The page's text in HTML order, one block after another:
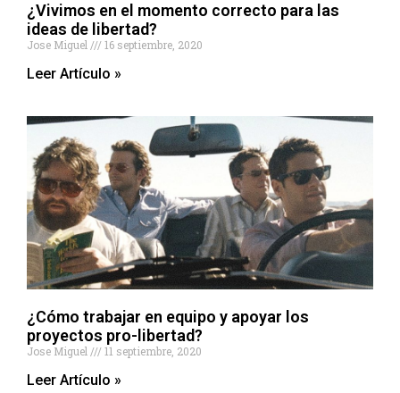
¿Vivimos en el momento correcto para las
ideas de libertad?
Jose Miguel 16 septiembre, 2020
Leer Artículo »
¿Cómo trabajar en equipo y apoyar los
proyectos pro-libertad?
Jose Miguel 11 septiembre, 2020
Leer Artículo »